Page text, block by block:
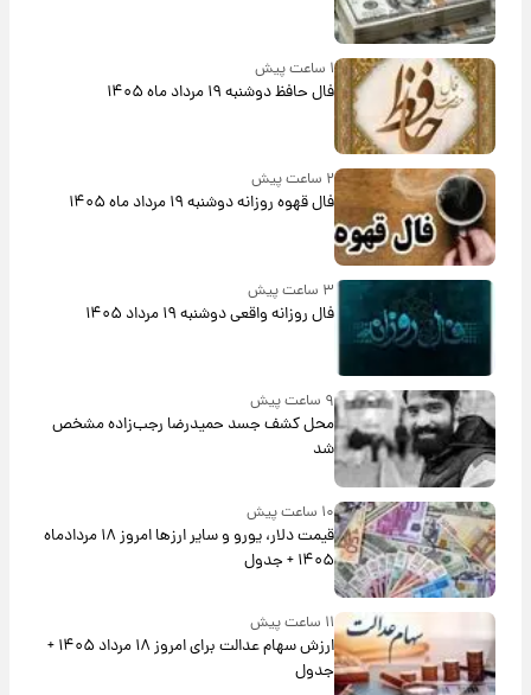
۱ ساعت پیش
فال حافظ دوشنبه ۱۹ مرداد ماه ۱۴۰۵
۲ ساعت پیش
فال قهوه روزانه دوشنبه ۱۹ مرداد ماه ۱۴۰۵
فال روزانه واقعی دوشنبه ۱۹ مرداد ۱۴۰۵
۹ ساعت پیش
محل کشف جسد حمیدرضا رجب‌زاده مشخص
شد
۱۰ ساعت پیش
قیمت دلار، یورو و سایر ارزها امروز ۱۸ مردادماه
۱۴۰۵ + جدول
۱۱ ساعت پیش
ارزش سهام عدالت برای امروز ۱۸ مرداد ۱۴۰۵ +
جدول